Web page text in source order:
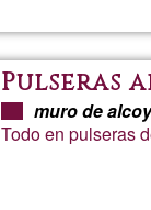
Pulseras
muro de
Todo en pulseras